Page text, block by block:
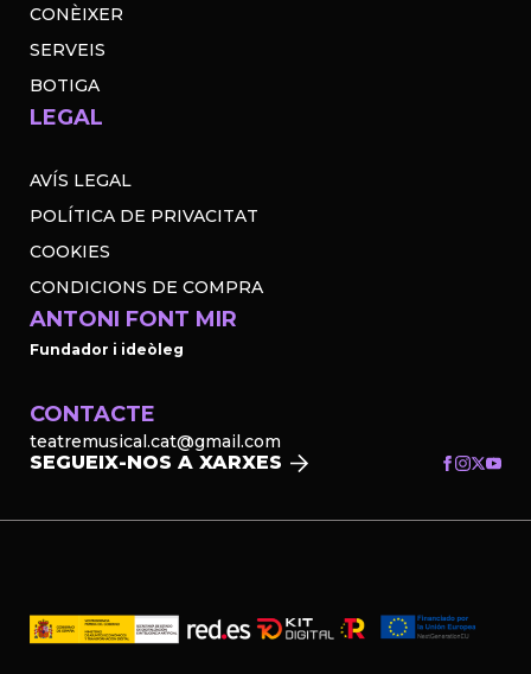
CONÈIXER
SERVEIS
BOTIGA
LEGAL
AVÍS LEGAL
POLÍTICA DE PRIVACITAT
COOKIES
CONDICIONS DE COMPRA
ANTONI FONT MIR
Fundador i ideòleg
CONTACTE
teatremusical.cat@gmail.com
SEGUEIX-NOS A XARXES